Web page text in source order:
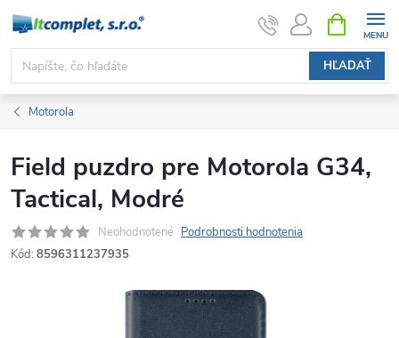
Prejsť
obsah
HĽADAŤ
KOŠÍK
Motorola
Field puzdro pre Motorola G34,
Tactical, Modré
Neohodnotené Podrobnosti hodnotenia
Kód: 8596311237935